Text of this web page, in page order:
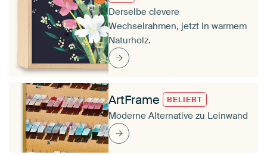
Derselbe clevere
Wechselrahmen, jetzt in warmem
Naturholz.
ArtFrame BELIEBT
Moderne Alternative zu Leinwand